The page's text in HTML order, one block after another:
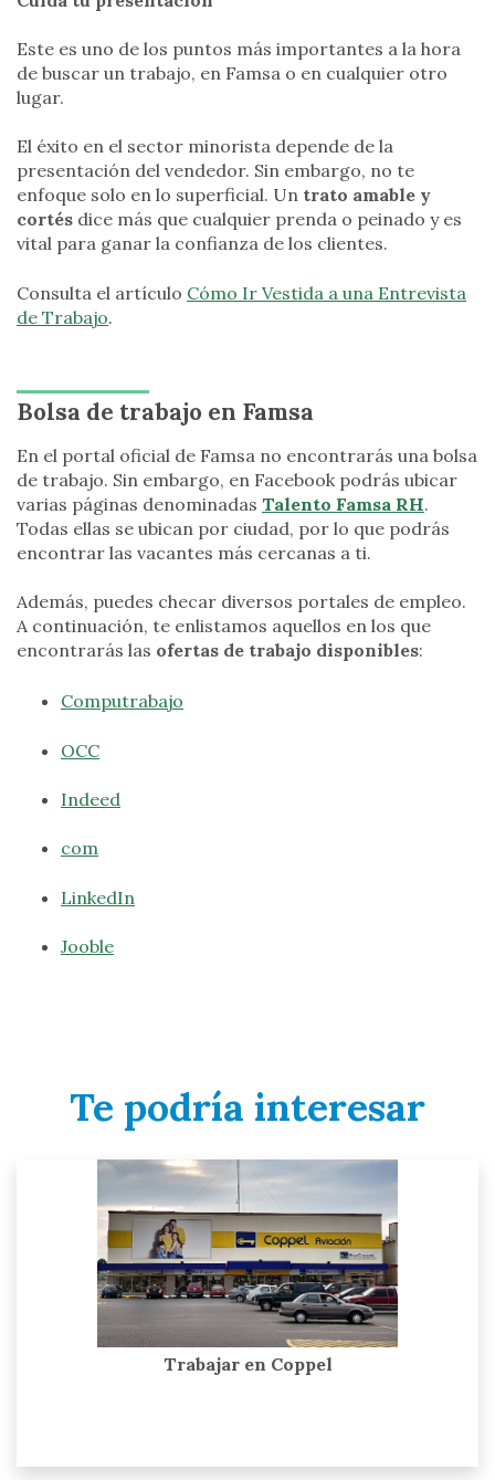
Este es uno de los puntos más importantes a la hora
de buscar un trabajo, en Famsa o en cualquier otro
lugar.
El éxito en el sector minorista depende de la
presentación del vendedor. Sin embargo, no te
enfoque solo en lo superficial. Un trato amable y
cortés dice más que cualquier prenda o peinado y es
vital para ganar la confianza de los clientes.
Consulta el artículo Cómo Ir Vestida a una Entrevista
de Trabajo.
Bolsa de trabajo en Famsa
En el portal oficial de Famsa no encontrarás una bolsa
de trabajo. Sin embargo, en Facebook podrás ubicar
varias páginas denominadas Talento Famsa RH.
Todas ellas se ubican por ciudad, por lo que podrás
encontrar las vacantes más cercanas a ti.
Además, puedes checar diversos portales de empleo.
A continuación, te enlistamos aquellos en los que
encontrarás las ofertas de trabajo disponibles:
Computrabajo
OCC
Indeed
com
LinkedIn
Jooble
Te podría interesar
Trabajar en Coppel